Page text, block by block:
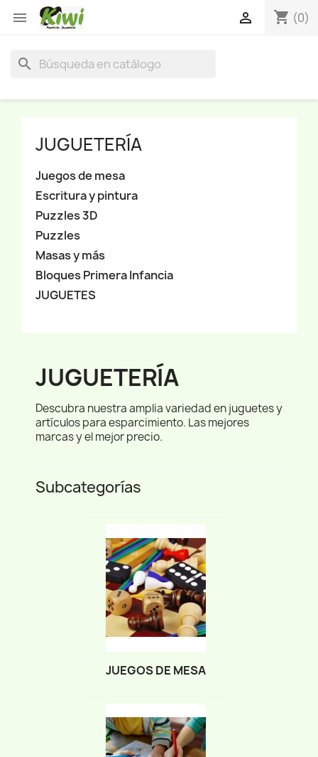
 shopping_cart (0)

search
JUGUETERÍA
Juegos de mesa
Escritura y pintura
Puzzles 3D
Puzzles
Masas y más
Bloques Primera Infancia
JUGUETES
JUGUETERÍA
Descubra nuestra amplia variedad en juguetes y
artículos para esparcimiento. Las mejores
marcas y el mejor precio.
Subcategorías
JUEGOS DE MESA